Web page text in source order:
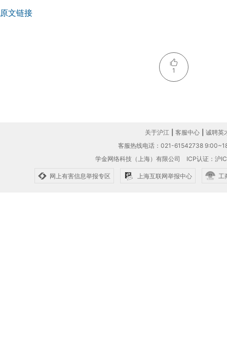
原文链接
1
关于沪江 客服中心
诚聘英
客服热线电话：021-61542738
学金网络科技（上海）有限公司 ICP认证：沪
网上有害信息举报专区 上海互联网举报中心 工